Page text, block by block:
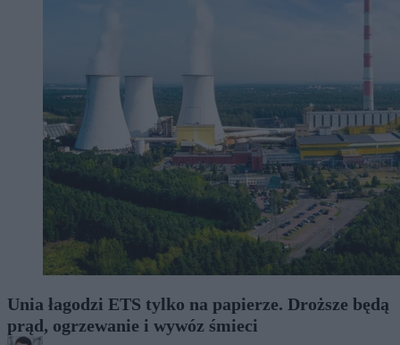
Unia łagodzi ETS tylko na papierze. Droższe będą
prąd, ogrzewanie i wywóz śmieci